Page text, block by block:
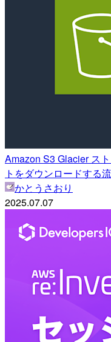
Amazon S3 Glacier ス
トをダウンロードする
かとうさおり
2025.07.07